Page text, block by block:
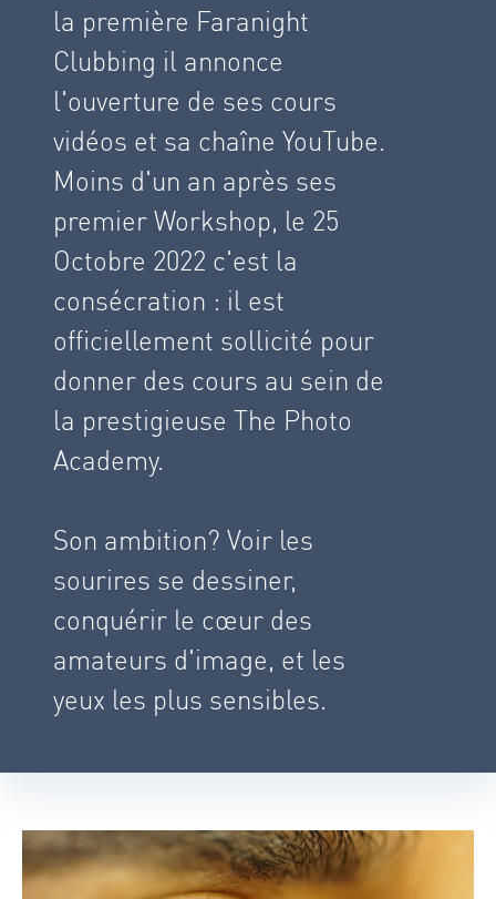
la première Faranight
Clubbing il annonce
l'ouverture de ses cours
vidéos et sa chaîne YouTube.
Moins d'un an après ses
premier Workshop, le 25
Octobre 2022 c'est la
consécration : il est
officiellement sollicité pour
donner des cours au sein de
la prestigieuse The Photo
Academy.
Son ambition? Voir les
sourires se dessiner,
conquérir le cœur des
amateurs d'image, et les
yeux les plus sensibles.